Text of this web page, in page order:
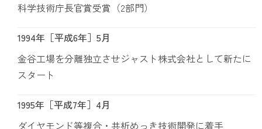
科学技術庁長官賞受賞（2部門）
1994年［平成6年］5月
金谷工場を分離独立させジャスト株式会社として新たに
スタート
1995年［平成7年］4月
ダイヤモンド等複合・共析めっき技術開発に着手